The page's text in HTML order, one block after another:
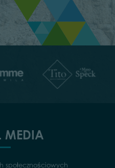
MEDIA
społecznościowych